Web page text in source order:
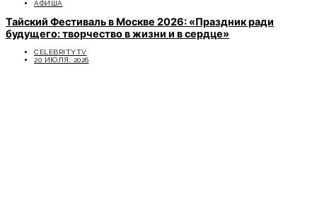
АФИША
Тайский Фестиваль в Москве 2026: «Праздник ради
будущего: творчество в жизни и в сердце»
CELEBRITYTV
20 ИЮЛЯ, 2026